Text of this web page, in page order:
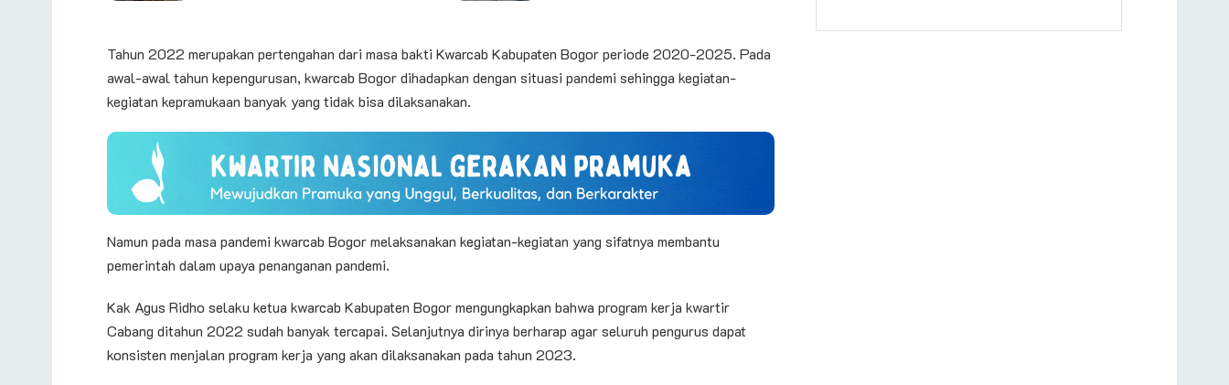
Tahun 2022 merupakan pertengahan dari masa bakti Kwarcab Kabupaten Bogor periode 2020-2025. Pada
awal-awal tahun kepengurusan, kwarcab Bogor dihadapkan dengan situasi pandemi sehingga kegiatan-
kegiatan kepramukaan banyak yang tidak bisa dilaksanakan.
Namun pada masa pandemi kwarcab Bogor melaksanakan kegiatan-kegiatan yang sifatnya membantu
pemerintah dalam upaya penanganan pandemi.
Kak Agus Ridho selaku ketua kwarcab Kabupaten Bogor mengungkapkan bahwa program kerja kwartir
Cabang ditahun 2022 sudah banyak tercapai. Selanjutnya dirinya berharap agar seluruh pengurus dapat
konsisten menjalan program kerja yang akan dilaksanakan pada tahun 2023.